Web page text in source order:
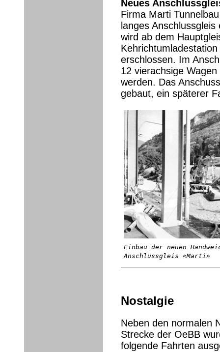
Neues
Firma Marti
langes
wird ab dem
erschlossen. Im
12 vierachsige
werden. Das
gebaut, ein späterer
Einbau der neuen
Anschlussgleis «Marti»
Nostalgie
Neben den normalen
Strecke der OeBB
folgende Fahrten